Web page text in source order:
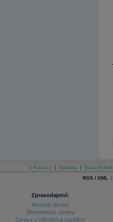
O Patria.cz Reklama Mapa Stránek
RSS / XML |
Zpravodajství:
Akciové zprávy
Ekonomické zprávy
Zprávy o měnách a sazbách